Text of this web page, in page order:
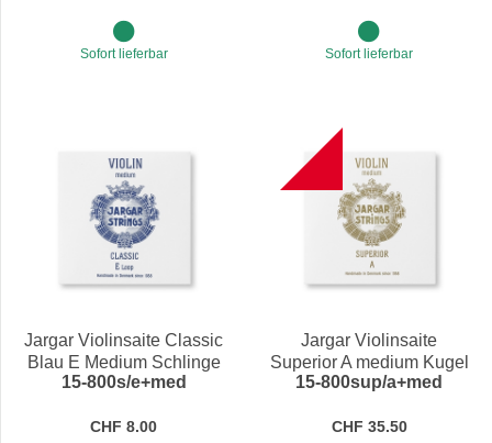
Sofort lieferbar Sofort lieferbar
Jargar Violinsaite Classic
Blau E Medium Schlinge
4/4
15-800s/e+med
CHF 8.00
Jargar Violinsaite
Superior A medium Kugel
4/4
15-800sup/a+med
CHF 35.50